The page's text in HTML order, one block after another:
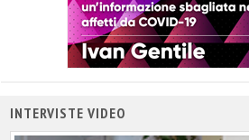
INTERVISTE VIDEO